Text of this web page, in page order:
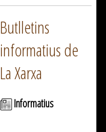
Butlletins
informatius de
La Xarxa
Informatius